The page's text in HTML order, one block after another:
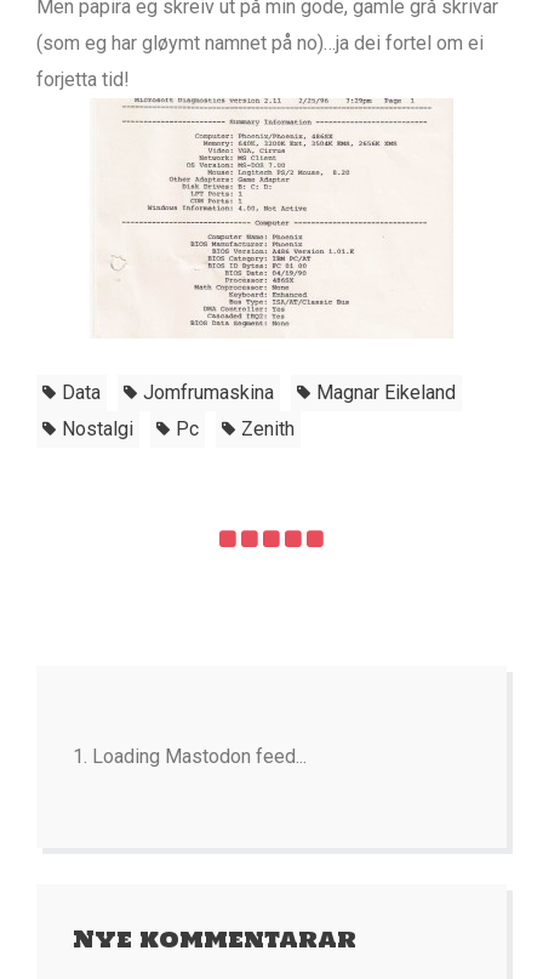
Men papira eg skreiv ut på min gode, gamle grå skrivar
(som eg har gløymt namnet på no)…ja dei fortel om ei
forjetta tid!
Data Jomfrumaskina
Magnar Eikeland
Nostalgi
Pc Zenith
Loading Mastodon feed...
Nye kommentarar